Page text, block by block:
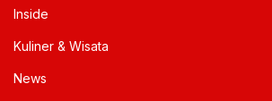
Inside
Kuliner & Wisata
News